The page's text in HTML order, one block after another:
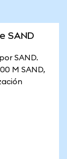
SAND
SAND.
M SAND,